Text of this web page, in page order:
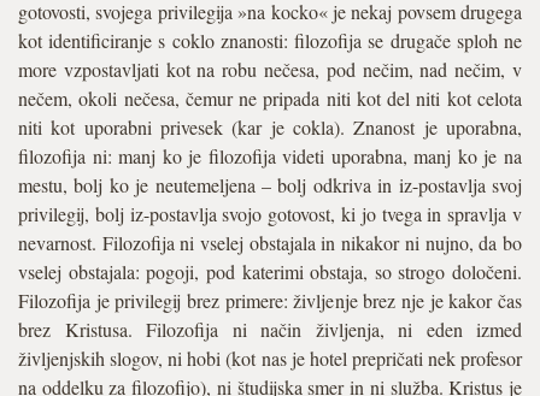
gotovosti, svojega privilegija »na kocko« je nekaj povsem drugega
kot identificiranje s coklo znanosti: filozofija se drugače sploh ne
more vzpostavljati kot na robu nečesa, pod nečim, nad nečim, v
nečem, okoli nečesa, čemur ne pripada niti kot del niti kot celota
niti kot uporabni privesek (kar je cokla). Znanost je uporabna,
filozofija ni: manj ko je filozofija videti uporabna, manj ko je na
mestu, bolj ko je neutemeljena – bolj odkriva in iz-postavlja svoj
privilegij, bolj iz-postavlja svojo gotovost, ki jo tvega in spravlja v
nevarnost. Filozofija ni vselej obstajala in nikakor ni nujno, da bo
vselej obstajala: pogoji, pod katerimi obstaja, so strogo določeni.
Filozofija je privilegij brez primere: življenje brez nje je kakor čas
brez Kristusa. Filozofija ni način življenja, ni eden izmed
življenjskih slogov, ni hobi (kot nas je hotel prepričati nek profesor
na oddelku za filozofijo), ni študijska smer in ni služba. Kristus je